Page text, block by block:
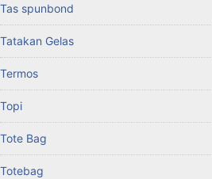
Tas spunbond
Tatakan Gelas
Termos
Topi
Tote Bag
Totebag